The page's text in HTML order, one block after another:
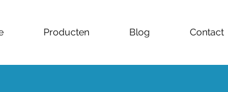
Producten Blog Contact